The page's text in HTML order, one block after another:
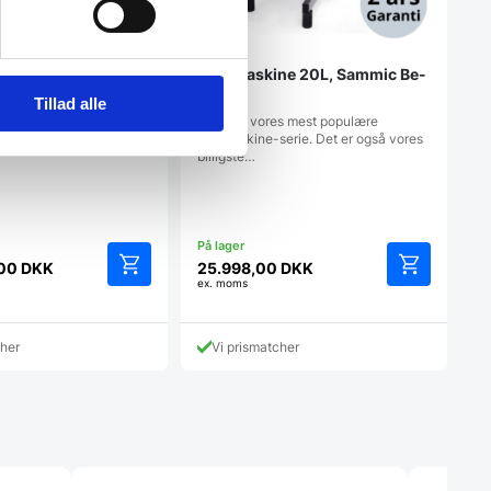
Tillad alle
med fast eller
DKK
Røremaskine 20L, Sammic Be-
Dette er vores mest populære
røremaskine-serie. Det er også vores
billigste…
25.998,00 DKK
ex. moms
Vi prismatcher